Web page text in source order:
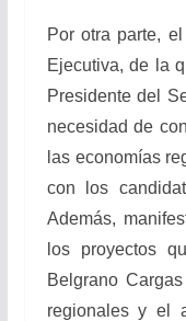
Por otra parte,
Ejecutiva, de la
Presidente del
necesidad de
las economías
con los
Además,
los proyectos
Belgrano
regionales y el